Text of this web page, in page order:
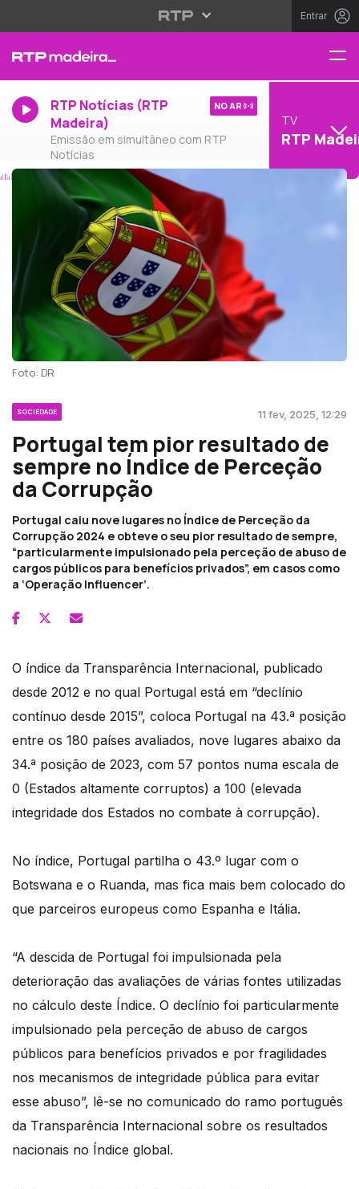
Entrar
RTP Notícias (RTP
Madeira)
Emissão em simultâneo com RTP
Notícias
NO AR
TV
RTP
Foto: DR
SOCIEDADE 11 fev, 2025, 12:29
Portugal tem pior resultado de
sempre no Índice de Perceção
da Corrupção
Portugal caiu nove lugares no Índice de Perceção da
Corrupção 2024 e obteve o seu pior resultado de sempre,
“particularmente impulsionado pela perceção de abuso de
cargos públicos para benefícios privados”, em casos como
a ‘Operação Influencer’.
O índice da Transparência Internacional, publicado
desde 2012 e no qual Portugal está em “declínio
contínuo desde 2015”, coloca Portugal na 43.ª posição
entre os 180 países avaliados, nove lugares abaixo da
34.ª posição de 2023, com 57 pontos numa escala de
0 (Estados altamente corruptos) a 100 (elevada
integridade dos Estados no combate à corrupção).
No índice, Portugal partilha o 43.º lugar com o
Botswana e o Ruanda, mas fica mais bem colocado do
que parceiros europeus como Espanha e Itália.
“A descida de Portugal foi impulsionada pela
deterioração das avaliações de várias fontes utilizadas
no cálculo deste Índice. O declínio foi particularmente
impulsionado pela perceção de abuso de cargos
públicos para benefícios privados e por fragilidades
nos mecanismos de integridade pública para evitar
esse abuso”, lê-se no comunicado do ramo português
da Transparência Internacional sobre os resultados
nacionais no Índice global.